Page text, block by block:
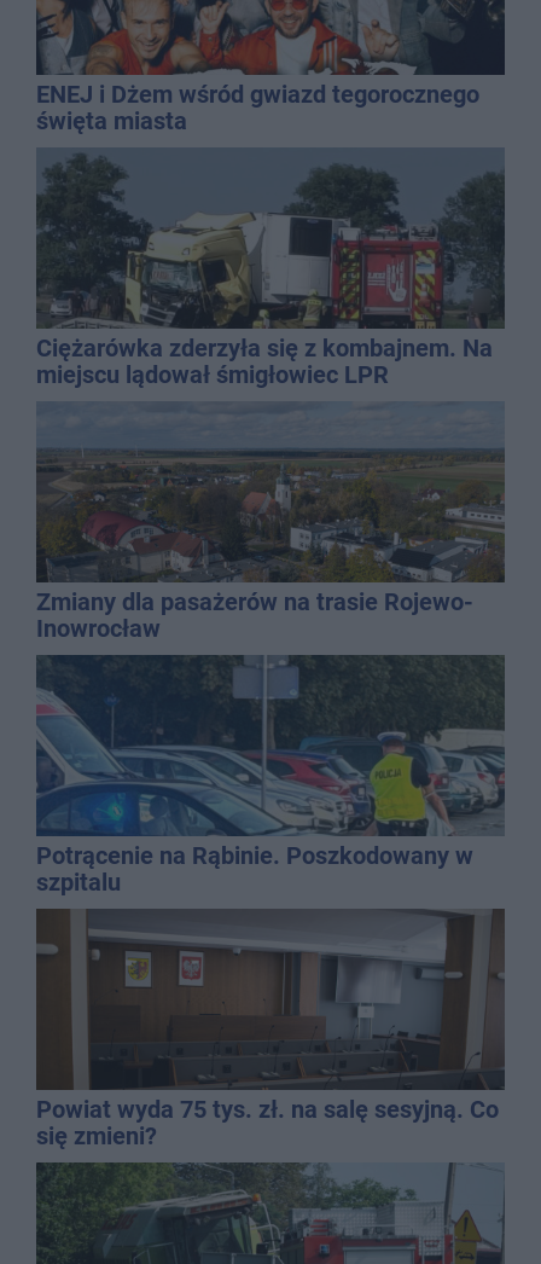
ENEJ i Dżem wśród gwiazd tegorocznego
święta miasta
Ciężarówka zderzyła się z kombajnem. Na
miejscu lądował śmigłowiec LPR
Zmiany dla pasażerów na trasie Rojewo-
Inowrocław
Potrącenie na Rąbinie. Poszkodowany w
szpitalu
Powiat wyda 75 tys. zł. na salę sesyjną. Co
się zmieni?